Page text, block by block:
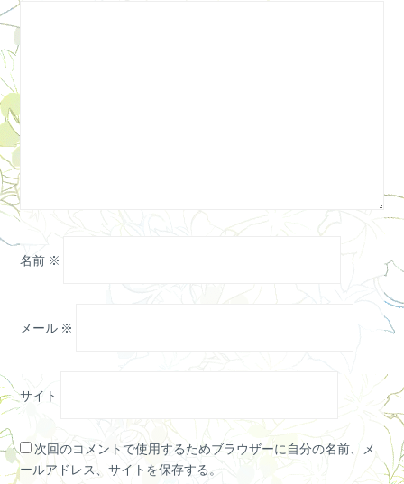
名前 ※
メール ※
サイト
次回のコメントで使用するためブラウザーに自分の名前、メ
ールアドレス、サイトを保存する。